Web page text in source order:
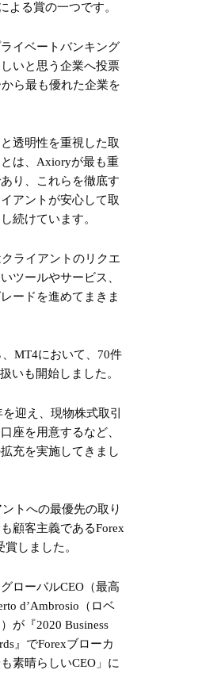
よる賞の一つです。
イベートバンキング
いと思う企業へ投票
ら最も優れた企業を
透明性を重視した取
は、Axioryが最も重
り、これらを徹底す
アントが安心して取
続けています。
ライアントのリクエ
ツールやサービス、
ードを進めてまきま
MT4において、70件
いも開始しました。
迎え、現物株式取引
座を用意するなど、
充を実施してきまし
トへの最優先の取り
顧客主義であるForex
しました。
ローバルCEO（最高
d’Ambrosio（ロベ
が『2020 Business
』でForexブローカ
素晴らしいCEO」に